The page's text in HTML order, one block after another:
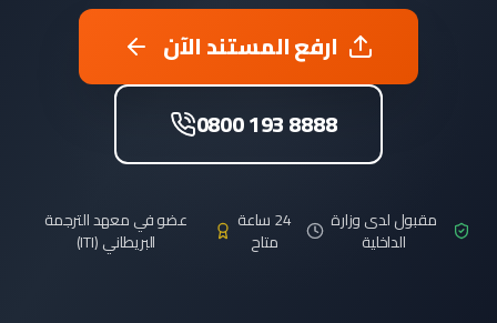
ارفع المستند الآن
0800 193 8888
مقبول لدى وزارة
الداخلية
24 ساعة
متاح
عضو في معهد الترجمة
البريطاني (ITI)